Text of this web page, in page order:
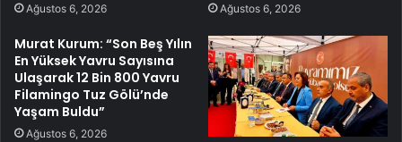
Ağustos 6, 2026 Ağustos 6, 2026
Murat Kurum: “Son Beş Yılın
En Yüksek Yavru Sayısına
Ulaşarak 12 Bin 800 Yavru
Filamingo Tuz Gölü’nde
Yaşam Buldu”
Ağustos 6, 2026